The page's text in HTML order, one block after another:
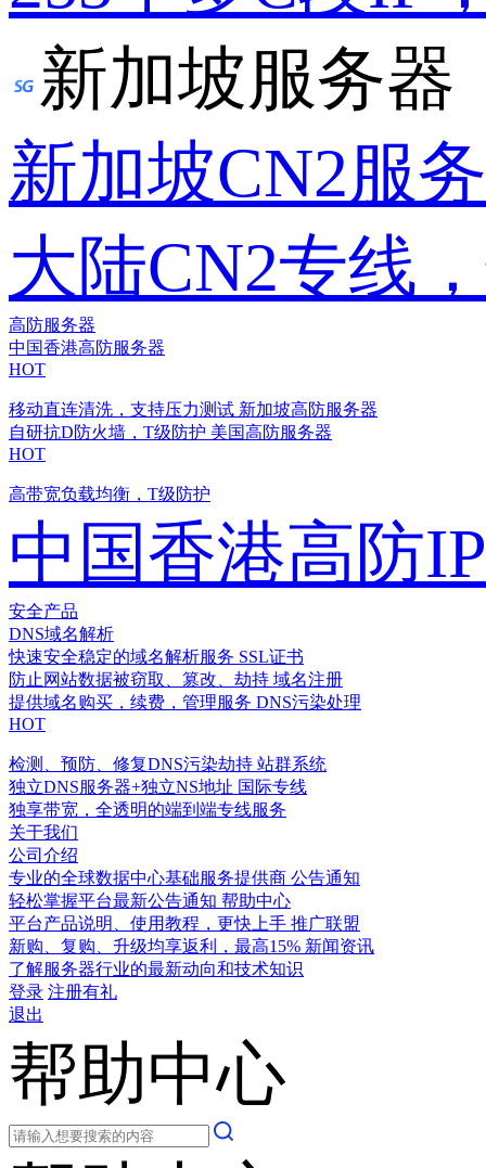
新加坡服务器
新加坡CN2服
大陆CN2专线
高防服务器
中国香港高防服务器
HOT
移动直连清洗，支持压力测试 新加坡高防服务器
自研抗D防火墙，T级防护 美国高防服务器
HOT
高带宽负载均衡，T级防护
中国香港高防IP
安全产品
DNS域名解析
快速安全稳定的域名解析服务 SSL证书
防止网站数据被窃取、篡改、劫持 域名注册
提供域名购买，续费，管理服务 DNS污染处理
HOT
检测、预防、修复DNS污染劫持 站群系统
独立DNS服务器+独立NS地址 国际专线
独享带宽，全透明的端到端专线服务
关于我们
公司介绍
专业的全球数据中心基础服务提供商 公告通知
轻松掌握平台最新公告通知 帮助中心
平台产品说明、使用教程，更快上手 推广联盟
新购、复购、升级均享返利，最高15% 新闻资讯
了解服务器行业的最新动向和技术知识
登录 注册有礼
退出
帮助中心